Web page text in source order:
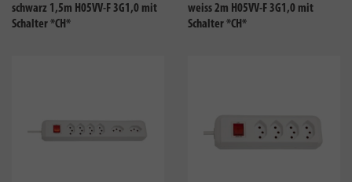
schwarz 1,5m H05VV-F 3G1,0 mit
Schalter *CH*
weiss 2m H05VV-F 3G1,0 mit
Schalter *CH*